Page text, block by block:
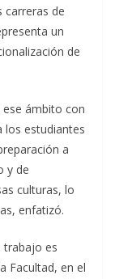
carreras de
un
de
ámbito con
los estudiantes
a
y de
culturas, lo
enfatizó.
trabajo es
Facultad, en el